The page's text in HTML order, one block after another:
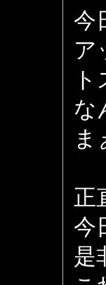
今
ア
な
ま
正
今
是